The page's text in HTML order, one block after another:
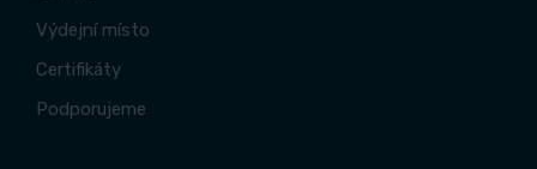
Výdejní místo
Certifikáty
Podporujeme